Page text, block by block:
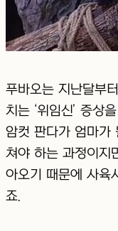
푸바오는 지난달부
치는 ‘위임신’ 증상
암컷 판다가 엄마가
쳐야 하는 과정이지
아오기 때문에 사육
죠.